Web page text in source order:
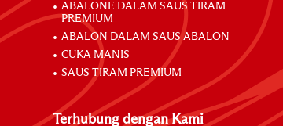
ABALONE DALAM SAUS TIRAM
PREMIUM
ABALON DALAM SAUS ABALON
CUKA MANIS
SAUS TIRAM PREMIUM
Terhubung dengan Kami